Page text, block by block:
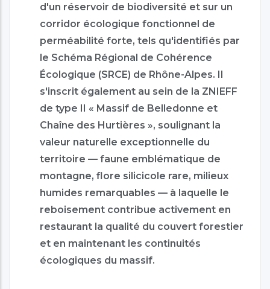
d'un réservoir de biodiversité et sur un
corridor écologique fonctionnel de
perméabilité forte, tels qu'identifiés par
le Schéma Régional de Cohérence
Écologique (SRCE) de Rhône-Alpes. Il
s'inscrit également au sein de la ZNIEFF
de type II « Massif de Belledonne et
Chaîne des Hurtières », soulignant la
valeur naturelle exceptionnelle du
territoire — faune emblématique de
montagne, flore silicicole rare, milieux
humides remarquables — à laquelle le
reboisement contribue activement en
restaurant la qualité du couvert forestier
et en maintenant les continuités
écologiques du massif.